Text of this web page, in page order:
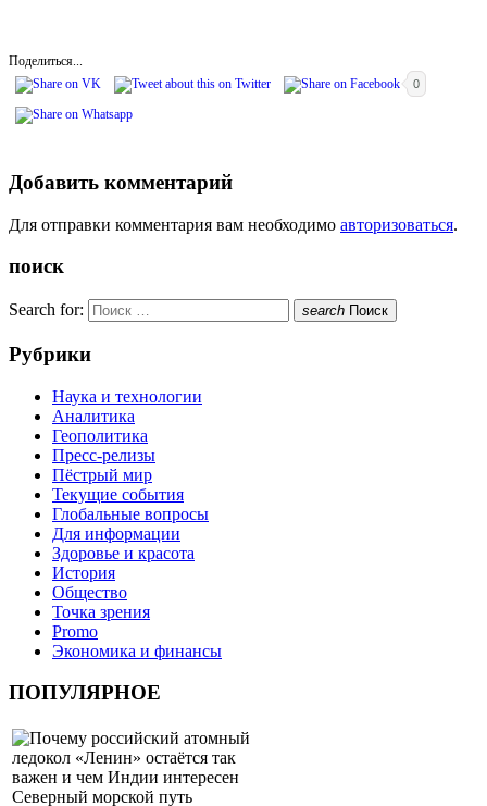
Поделиться...
0
Добавить комментарий
Для отправки комментария вам необходимо авторизоваться.
поиск
Search for: search Поиск
Рубрики
Наука и технологии
Аналитика
Геополитика
Пресс-релизы
Пёстрый мир
Текущие события
Глобальные вопросы
Для информации
Здоровье и красота
История
Общество
Точка зрения
Promo
Экономика и финансы
ПОПУЛЯРНОЕ